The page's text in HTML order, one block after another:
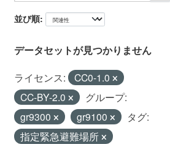
並び順
データセットが見つかりません
ライセンス:
CC0-1.0
CC-BY-2.0
グループ:
gr9300
gr9100
タグ:
指定緊急避難場所